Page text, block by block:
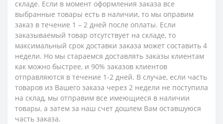
складе. Если в момент оформления заказа все
выбранные товары есть в наличии, то мы оправим
заказ в течение 1 – 2 дней после оплаты. Если
заказываемый товар отсутствует на складе, то
максимальный срок доставки заказа может составить 4
недели. Но мы стараемся доставлять заказы клиентам
как можно быстрее, и 90% заказов клиентов
отправляются в течение 1-2 дней. В случае, если часть
товаров из Вашего заказа через 2 недели не поступила
на склад, мы отправим все имеющиеся в наличии
товары, а затем за наш счет дошлем Вам оставшуюся
часть заказа.